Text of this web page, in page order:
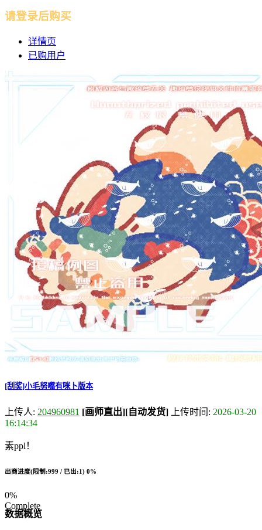
请登录后购买
详情页
已购用户
[刮奖]小毛努嘴有咪卜版本
上传人: 204960981 [画师直出][自动发货] 上传时间: 2026-03-20
16:14:34
素ppl！
出商进度(限制:999 / 已出:1) 0%
0%
Complete
数据概览